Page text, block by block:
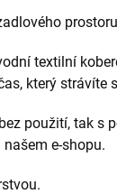
textilní
který strávíte
použití, tak s
e-shopu.